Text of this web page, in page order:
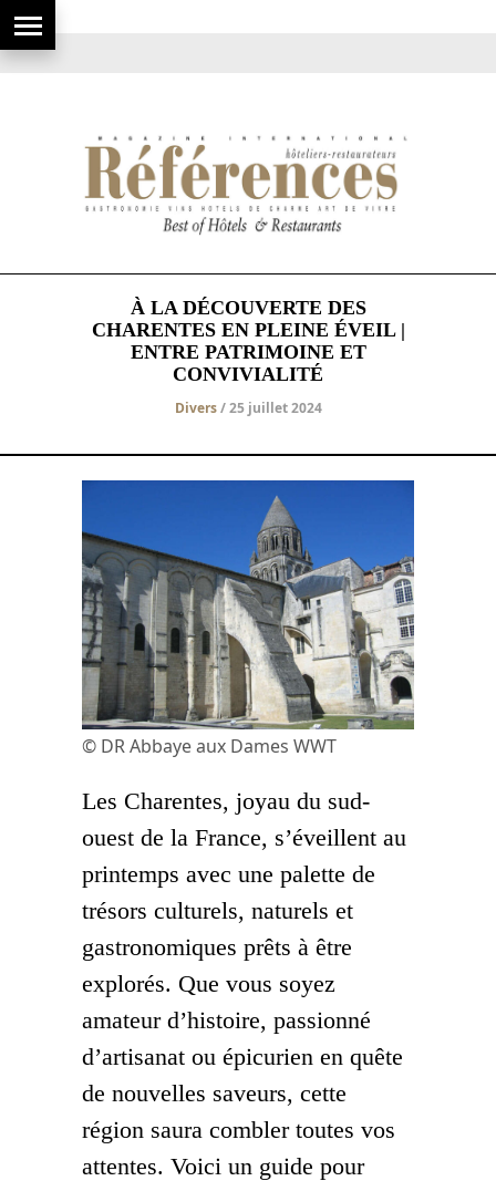
À LA DÉCOUVERTE DES
CHARENTES EN PLEINE ÉVEIL |
ENTRE PATRIMOINE ET
CONVIVIALITÉ
Divers/ 25 juillet 2024
© DR Abbaye aux Dames WWT
Les Charentes, joyau du sud-
ouest de la France, s’éveillent au
printemps avec une palette de
trésors culturels, naturels et
gastronomiques prêts à être
explorés. Que vous soyez
amateur d’histoire, passionné
d’artisanat ou épicurien en quête
de nouvelles saveurs, cette
région saura combler toutes vos
attentes. Voici un guide pour